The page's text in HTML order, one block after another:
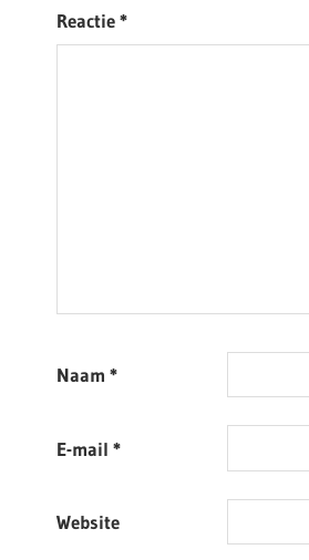
Reactie*
Naam *
E-mail *
Website